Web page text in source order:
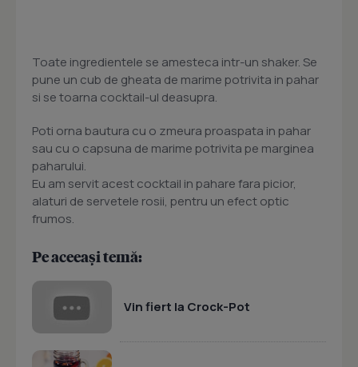
Toate ingredientele se amesteca intr-un shaker. Se
pune un cub de gheata de marime potrivita in pahar
si se toarna cocktail-ul deasupra.
Poti orna bautura cu o zmeura proaspata in pahar
sau cu o capsuna de marime potrivita pe marginea
paharului.
Eu am servit acest cocktail in pahare fara picior,
alaturi de servetele rosii, pentru un efect optic
frumos.
Pe aceeași temă:
Vin fiert la Crock-Pot